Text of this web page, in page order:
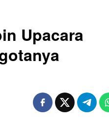
Upacara